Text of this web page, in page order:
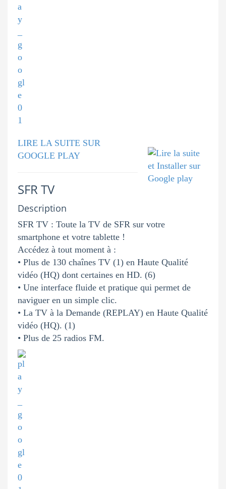
LIRE LA SUITE SUR
GOOGLE PLAY
SFR TV
Description
SFR TV : Toute la TV de SFR sur votre
smartphone et votre tablette !
Accédez à tout moment à :
• Plus de 130 chaînes TV (1) en Haute Qualité
vidéo (HQ) dont certaines en HD. (6)
• Une interface fluide et pratique qui permet de
naviguer en un simple clic.
• La TV à la Demande (REPLAY) en Haute Qualité
vidéo (HQ). (1)
• Plus de 25 radios FM.